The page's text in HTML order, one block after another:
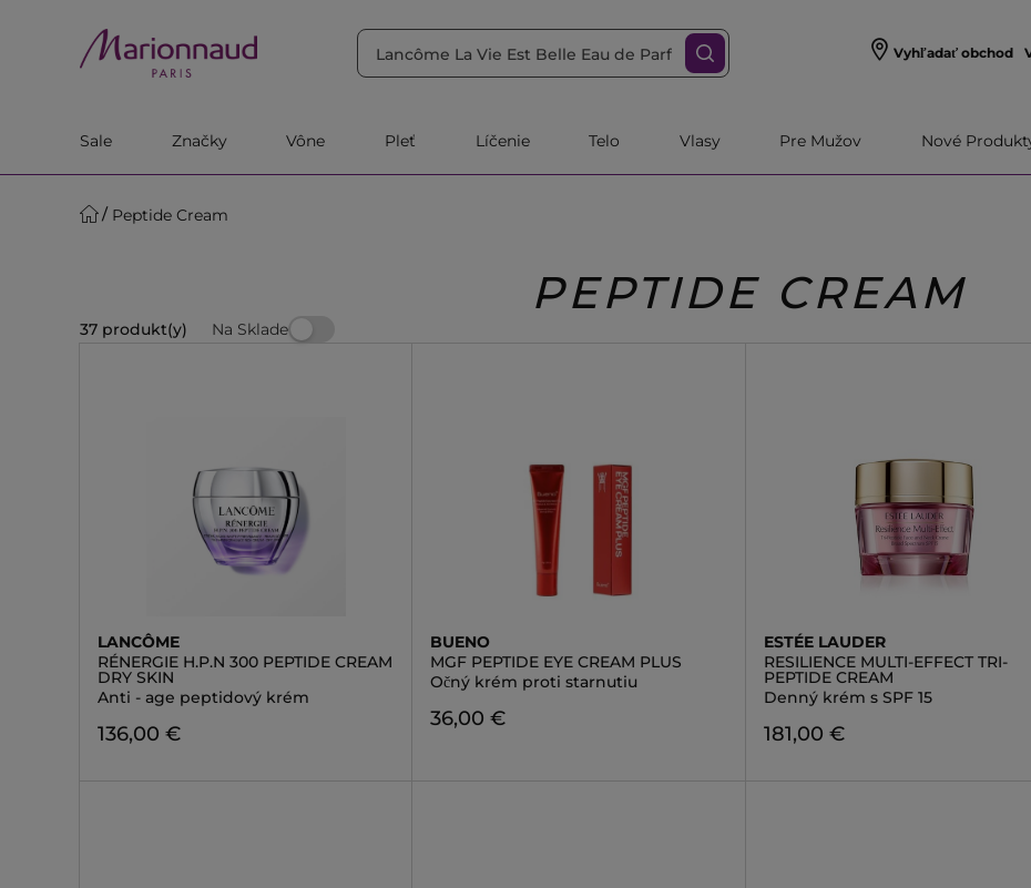
Vyhľadať obchod
Sale Značky Vône Pleť Líčenie Telo Vlasy Pre Mužov Nové
Peptide Cream
PEPTIDE CREAM
37 produkt(y) Na Sklade
LANCÔME
RÉNERGIE H.P.N 300 PEPTIDE CREAM
DRY SKIN
Anti - age peptidový krém
136,00 €
BUENO
MGF PEPTIDE EYE CREAM PLUS
Očný krém proti starnutiu
36,00 €
ESTÉE LAUDER
RESILIENCE MULTI-EFFECT TRI-
PEPTIDE CREAM
Denný krém s SPF 15
181,00 €